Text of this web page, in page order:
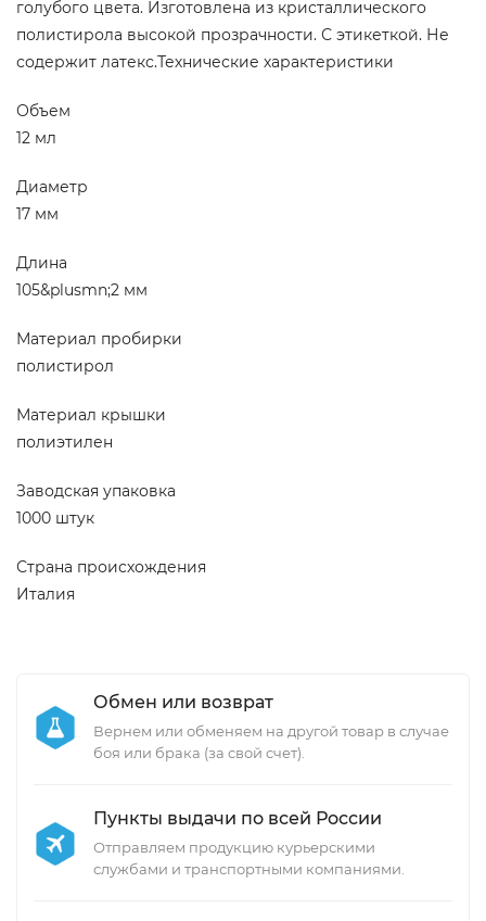
голубого цвета. Изготовлена из кристаллического
полистирола высокой прозрачности. С этикеткой. Не
содержит латекс.Технические характеристики
Объем
12 мл
Диаметр
17 мм
Длина
105&plusmn;2 мм
Материал пробирки
полистирол
Материал крышки
полиэтилен
Заводская упаковка
1000 штук
Страна происхождения
Италия
Обмен или возврат
Вернем или обменяем на другой товар в случае
боя или брака (за свой счет).
Пункты выдачи по всей России
Отправляем продукцию курьерскими
службами и транспортными компаниями.